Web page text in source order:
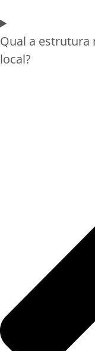
Qual a estrutura
local?